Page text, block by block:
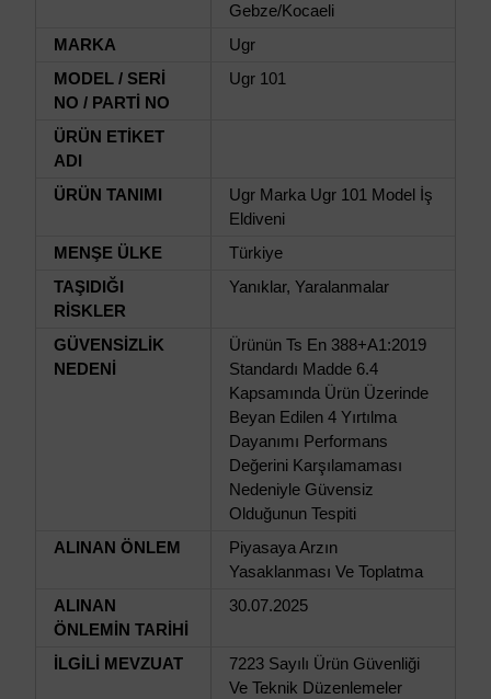
Gebze/Kocaeli
MARKA
Ugr
MODEL / SERİ
NO / PARTİ NO
Ugr 101
ÜRÜN ETİKET
ADI
ÜRÜN TANIMI
Ugr Marka Ugr 101 Model İş
Eldiveni
MENŞE ÜLKE
Türkiye
TAŞIDIĞI
RİSKLER
Yanıklar, Yaralanmalar
GÜVENSİZLİK
NEDENİ
Ürünün Ts En 388+A1:2019
Standardı Madde 6.4
Kapsamında Ürün Üzerinde
Beyan Edilen 4 Yırtılma
Dayanımı Performans
Değerini Karşılamaması
Nedeniyle Güvensiz
Olduğunun Tespiti
ALINAN ÖNLEM
Piyasaya Arzın
Yasaklanması Ve Toplatma
ALINAN
ÖNLEMİN TARİHİ
30.07.2025
İLGİLİ MEVZUAT
7223 Sayılı Ürün Güvenliği
Ve Teknik Düzenlemeler